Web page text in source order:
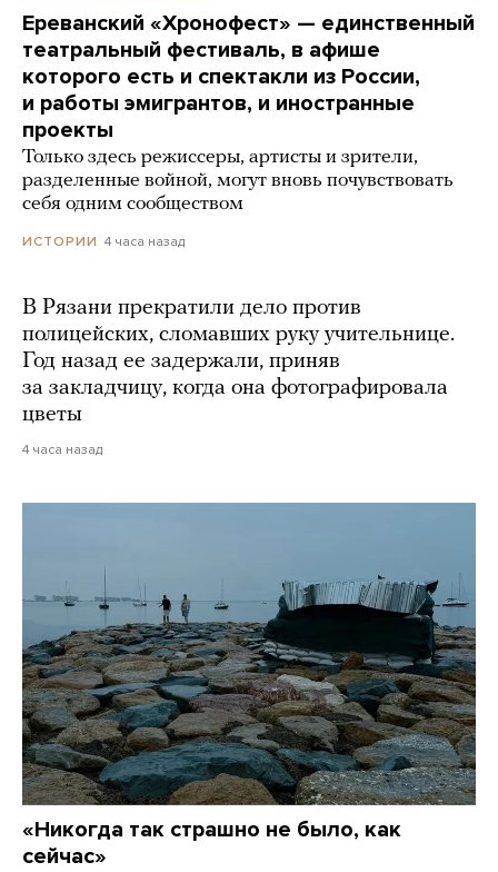
Ереванский «Хронофест» — единственный
театральный фестиваль, в афише
которого есть и спектакли из России,
и работы эмигрантов, и иностранные
проекты
Только здесь режиссеры, артисты и зрители,
разделенные войной, могут вновь почувствовать
себя одним сообществом
ИСТОРИИ 4 часа назад
В Рязани прекратили дело против
полицейских, сломавших руку учительнице.
Год назад ее задержали, приняв
за закладчицу, когда она фотографировала
цветы
4 часа назад
«Никогда так страшно не было, как
сейчас»